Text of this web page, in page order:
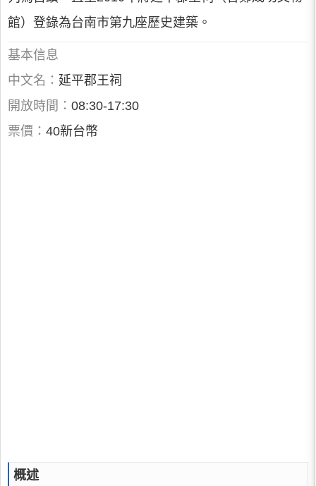
館）登錄為台南市第九座歷史建築。
基本信息
中文名： 延平郡王祠
開放時間： 08:30-17:30
票價： 40新台幣
概述